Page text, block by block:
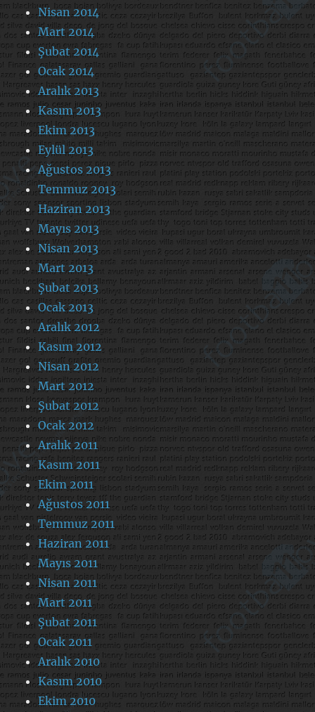
Nisan 2014
Mart 2014
Şubat 2014
Ocak 2014
Aralık 2013
Kasım 2013
Ekim 2013
Eylül 2013
Ağustos 2013
Temmuz 2013
Haziran 2013
Mayıs 2013
Nisan 2013
Mart 2013
Şubat 2013
Ocak 2013
Aralık 2012
Kasım 2012
Nisan 2012
Mart 2012
Şubat 2012
Ocak 2012
Aralık 2011
Kasım 2011
Ekim 2011
Ağustos 2011
Temmuz 2011
Haziran 2011
Mayıs 2011
Nisan 2011
Mart 2011
Şubat 2011
Ocak 2011
Aralık 2010
Kasım 2010
Ekim 2010